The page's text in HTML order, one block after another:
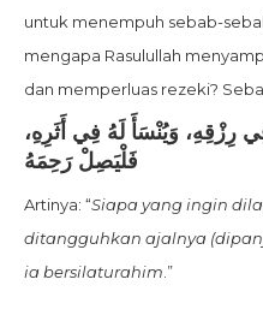
untuk menempuh sebab-
mengapa Rasulullah
dan memperluas rezeki?
وَيُنْسَأَ لَهُ فِي أَثَرِهِ،
Artinya: “Siapa yang ingin
ditangguhkan ajalnya
ia bersilaturahim.”